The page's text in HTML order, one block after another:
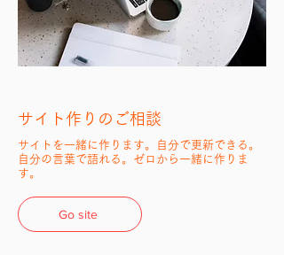
​サイト作りのご相談
​サイトを一緒に作ります。自分で更新できる。
自分の言葉で語れる。ゼロから一緒に作りま
す。
Go site